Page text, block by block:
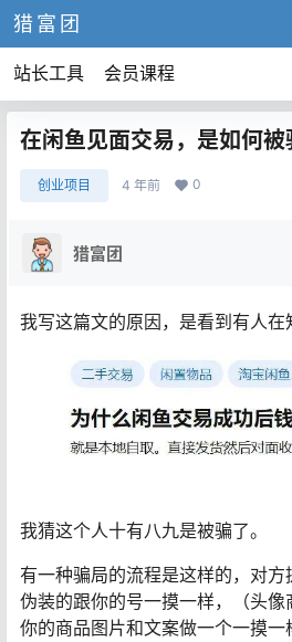
猎富团
站长工具 会员课程
在闲鱼见面交易，是如何被
创业项目 4 年前 0
猎富团
我写这篇文的原因，是看到有人在
我猜这个人十有八九是被骗了。
有一种骗局的流程是这样的，对
伪装的跟你的号一摸一样，（头像
你的商品图片和文案做一个一摸一